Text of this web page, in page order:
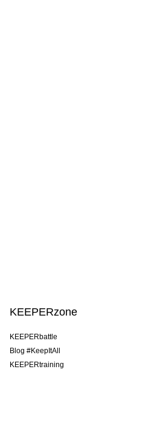
KEEPERzone
KEEPERbattle
Blog #KeepItAll
KEEPERtraining